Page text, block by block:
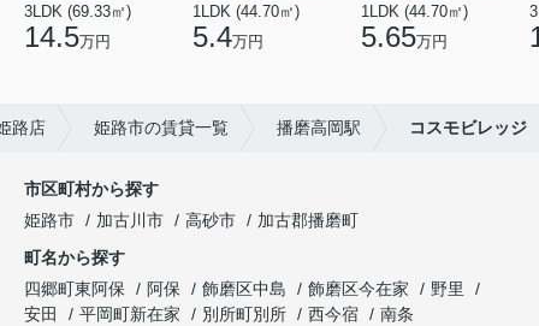
3LDK (69.33㎡)
14.5万円
1LDK (44.70㎡)
5.4万円
1LDK (44.70㎡)
5.65万円
路店 姫路市の賃貸一覧 播磨高岡駅 コスモビレッジ
市区町村から探す
姫路市
加古川市 高砂市
加古郡播磨町
町名から探す
四郷町東阿保
阿保 飾磨区中島 飾磨区今在家
野里
安田
平岡町新在家 別所町別所 西今宿
南条